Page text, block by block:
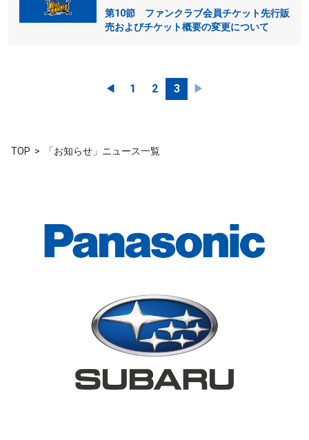
第10節 ファンクラブ会員チケット先行販
売およびチケット概要の変更について
◀︎ 1 2 3 ▶︎
TOP 「お知らせ」ニュース一覧